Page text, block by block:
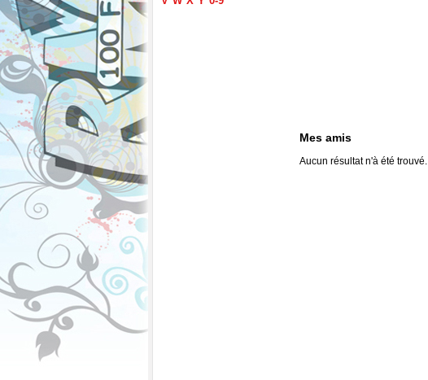
Mes amis
Aucun résultat n'à été trouvé.